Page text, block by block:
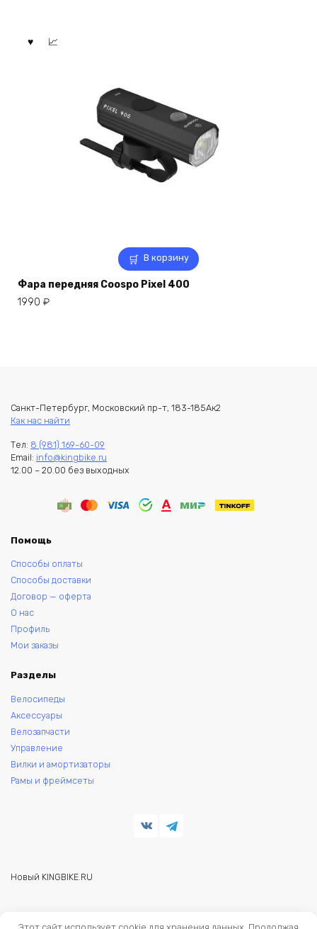
В корзину
Фара передняя Coospo Pixel 400
1990 ₽
Санкт-Петербург, Московский пр-т, 183-185Ак2
Как нас найти
Тел: 8 (981) 169-60-09
Email: info@kingbike.ru
12.00 – 20.00 без выходных
Помощь
Способы оплаты
Способы доставки
Договор — оферта
О нас
Профиль
Мои заказы
Разделы
Велосипеды
Аксессуары
Велозапчасти
Управление
Вилки и амортизаторы
Рамы и фреймсеты
Новый KINGBIKE.RU